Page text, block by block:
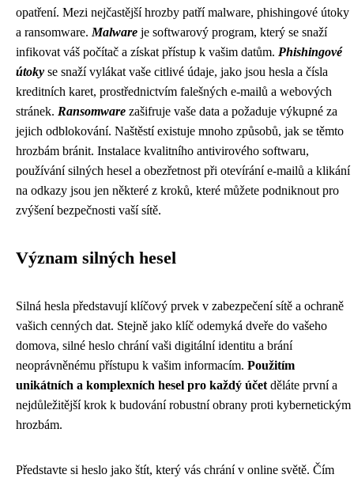
opatření. Mezi nejčastější hrozby patří malware, phishingové útoky
a ransomware. Malware je softwarový program, který se snaží
infikovat váš počítač a získat přístup k vašim datům. Phishingové
útoky se snaží vylákat vaše citlivé údaje, jako jsou hesla a čísla
kreditních karet, prostřednictvím falešných e-mailů a webových
stránek. Ransomware zašifruje vaše data a požaduje výkupné za
jejich odblokování. Naštěstí existuje mnoho způsobů, jak se těmto
hrozbám bránit. Instalace kvalitního antivirového softwaru,
používání silných hesel a obezřetnost při otevírání e-mailů a klikání
na odkazy jsou jen některé z kroků, které můžete podniknout pro
zvýšení bezpečnosti vaší sítě.
Význam silných hesel
Silná hesla představují klíčový prvek v zabezpečení sítě a ochraně
vašich cenných dat. Stejně jako klíč odemyká dveře do vašeho
domova, silné heslo chrání vaši digitální identitu a brání
neoprávněnému přístupu k vašim informacím. Použitím
unikátních a komplexních hesel pro každý účet děláte první a
nejdůležitější krok k budování robustní obrany proti kybernetickým
hrozbám.
Představte si heslo jako štít, který vás chrání v online světě. Čím